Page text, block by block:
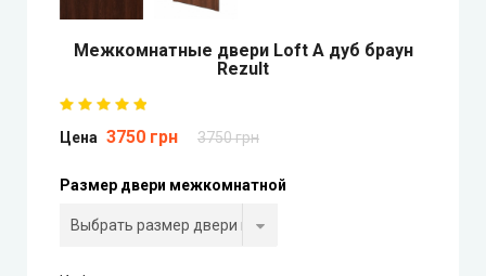
BRAMA (Брама)
MSDoors (МСДорс)
KFD (КФД)
Межкомнатные двери Loft A дуб браун
Rezult
Цена 3750 грн 3750 грн
Размер двери межкомнатной